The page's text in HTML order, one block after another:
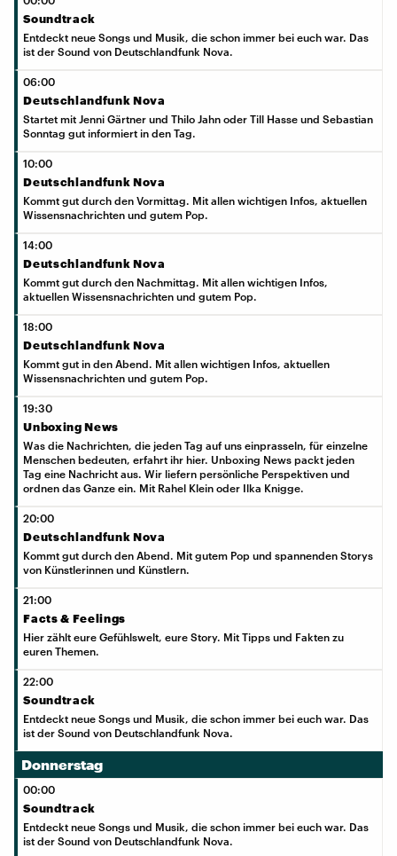
Soundtrack
Entdeckt neue Songs und Musik, die schon immer bei euch war. Das
ist der Sound von Deutschlandfunk Nova.
06:00
Deutschlandfunk Nova
Startet mit Jenni Gärtner und Thilo Jahn oder Till Hasse und Sebastian
Sonntag gut informiert in den Tag.
10:00
Deutschlandfunk Nova
Kommt gut durch den Vormittag. Mit allen wichtigen Infos, aktuellen
Wissensnachrichten und gutem Pop.
14:00
Deutschlandfunk Nova
Kommt gut durch den Nachmittag. Mit allen wichtigen Infos,
aktuellen Wissensnachrichten und gutem Pop.
18:00
Deutschlandfunk Nova
Kommt gut in den Abend. Mit allen wichtigen Infos, aktuellen
Wissensnachrichten und gutem Pop.
19:30
Unboxing News
Was die Nachrichten, die jeden Tag auf uns einprasseln, für einzelne
Menschen bedeuten, erfahrt ihr hier. Unboxing News packt jeden
Tag eine Nachricht aus. Wir liefern persönliche Perspektiven und
ordnen das Ganze ein. Mit Rahel Klein oder Ilka Knigge.
20:00
Deutschlandfunk Nova
Kommt gut durch den Abend. Mit gutem Pop und spannenden Storys
von Künstlerinnen und Künstlern.
21:00
Facts & Feelings
Hier zählt eure Gefühlswelt, eure Story. Mit Tipps und Fakten zu
euren Themen.
22:00
Soundtrack
Entdeckt neue Songs und Musik, die schon immer bei euch war. Das
ist der Sound von Deutschlandfunk Nova.
Donnerstag
00:00
Soundtrack
Entdeckt neue Songs und Musik, die schon immer bei euch war. Das
ist der Sound von Deutschlandfunk Nova.